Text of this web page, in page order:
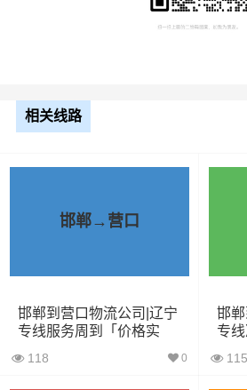
车型
4.2米货车
5.2米货车 31立方 8
6.8米货车 40立方 10
7.6米货车 48立方 16
相关线路
邯郸→营口
邯郸到营口物流公司|辽宁
专线服务周到「价格实
118 0
邯
专
115